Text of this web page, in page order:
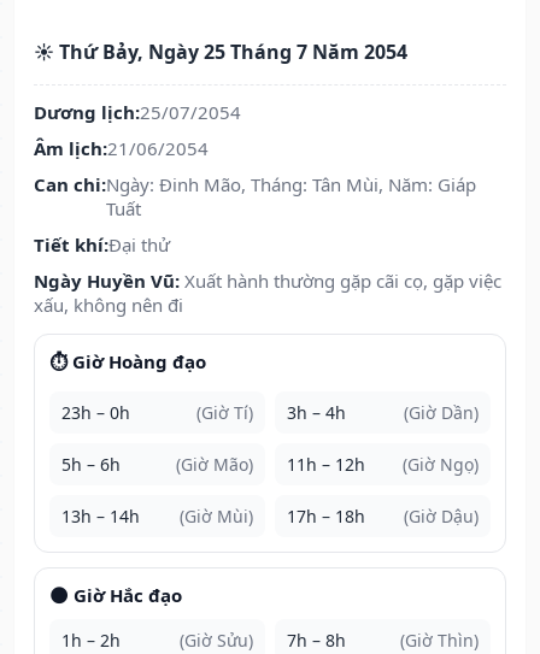
☀️ Thứ Bảy, Ngày 25 Tháng 7 Năm 2054
Dương lịch:25/07/2054
Âm lịch:21/06/2054
Can chi:Ngày: Đinh Mão, Tháng: Tân Mùi, Năm: Giáp
Tuất
Tiết khí:Đại thử
Ngày Huyền Vũ: Xuất hành thường gặp cãi cọ, gặp việc
xấu, không nên đi
⏱️ Giờ Hoàng đạo
23h – 0h (Giờ Tí) 3h – 4h (Giờ Dần)
5h – 6h (Giờ Mão) 11h – 12h (Giờ Ngọ)
13h – 14h (Giờ Mùi) 17h – 18h (Giờ Dậu)
🌑 Giờ Hắc đạo
1h – 2h (Giờ Sửu) 7h – 8h (Giờ Thìn)